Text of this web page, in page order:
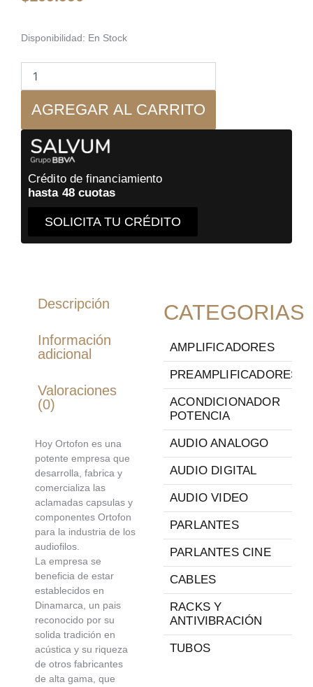
Disponibilidad: En Stock
Ortofon
Red
Capsula
MM
cantidad
AGREGAR AL CARRITO
Crédito de financiamiento
hasta 48 cuotas
SOLICITA TU CRÉDITO
Descripción
Información
adicional
Valoraciones
(0)
Hoy Ortofon es una
potente empresa que
desarrolla, fabrica y
comercializa las
aclamadas capsulas y
componentes Ortofon
para la industria de los
audiofilos.
La empresa se
beneficia de estar
establecidos en
Dinamarca, un pais
reconocido por su
solida tradición en
acústica y su riqueza
de otros fabricantes
de alta gama, que
CATEGORIAS
AMPLIFICADORES
PREAMPLIFICADORES
ACONDICIONADOR
POTENCIA
AUDIO ANALOGO
AUDIO DIGITAL
AUDIO VIDEO
PARLANTES
PARLANTES CINE
CABLES
RACKS Y
ANTIVIBRACIÓN
TUBOS